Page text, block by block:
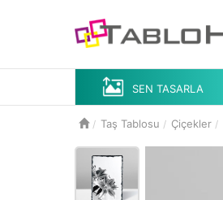
SEN TASARLA
Taş Tablosu Çiçekler